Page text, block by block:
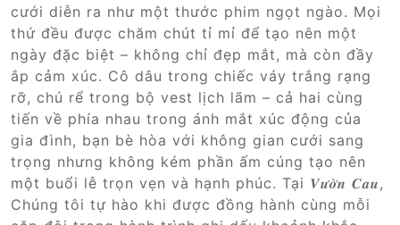
cưới diễn ra như một thước phim ngọt ngào. Mọi
thứ đều được chăm chút tỉ mỉ để tạo nên một
ngày đặc biệt – không chỉ đẹp mắt, mà còn đầy
ắp cảm xúc. Cô dâu trong chiếc váy trắng rạng
rỡ, chú rể trong bộ vest lịch lãm – cả hai cùng
tiến về phía nhau trong ánh mắt xúc động của
gia đình, bạn bè hòa với không gian cưới sang
trọng nhưng không kém phần ấm cúng tạo nên
một buổi lễ trọn vẹn và hạnh phúc. Tại 𝑽𝒖̛𝒐̛̀𝒏 𝑪𝒂𝒖,
Chúng tôi tự hào khi được đồng hành cùng mỗi